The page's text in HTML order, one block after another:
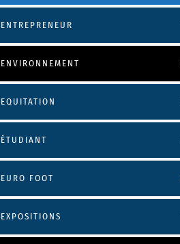
ENTREPRENEUR
ENVIRONNEMENT
EQUITATION
ÉTUDIANT
EURO FOOT
EXPOSITIONS